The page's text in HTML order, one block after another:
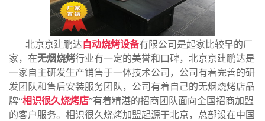
北京京建鹏达 自动烧烤设备有限公司是起家比较早的厂
家，在无烟烧烤行业有一定的美誉和口碑，北京京建鹏达是
一家自主研发生产销售于一体技术公司，公司有着完善的研
发团队和售后安装服务团队，公司有着自己的无烟烧烤店品
牌“相识很久烧烤店”有着精湛的招商团队面向全国招商加盟
的客户服务。相识很久烧烤加盟起源于北京，总部设在中国